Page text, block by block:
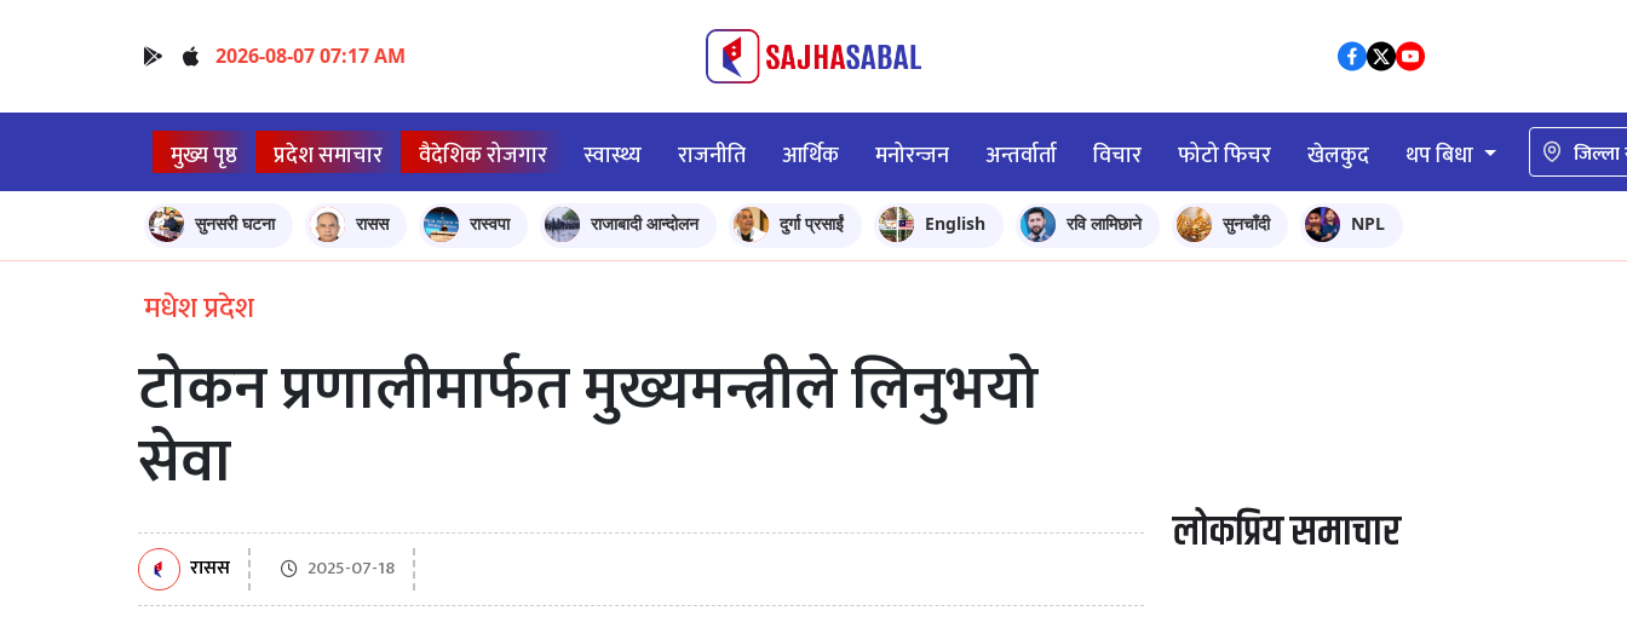
2026-08-07 07:17 AM
मुख्य पृष्ठ प्रदेश समाचार वैदेशिक रोजगार स्वास्थ्य राजनीति आर्थिक मनोरन्जन अन्तर्वार्ता विचार फोटो फिचर खेलकुद थप बिधा जिल्ला
सुनसरी घटना रासस रास्वपा राजाबादी आन्दोलन दुर्गा प्रसाईं English रवि लामिछाने सुनचाँदी NPL
मधेश प्रदेश
टोकन प्रणालीमार्फत मुख्यमन्त्रीले लिनुभयो
सेवा
रासस 2025-07-18
लोकप्रिय समाचार